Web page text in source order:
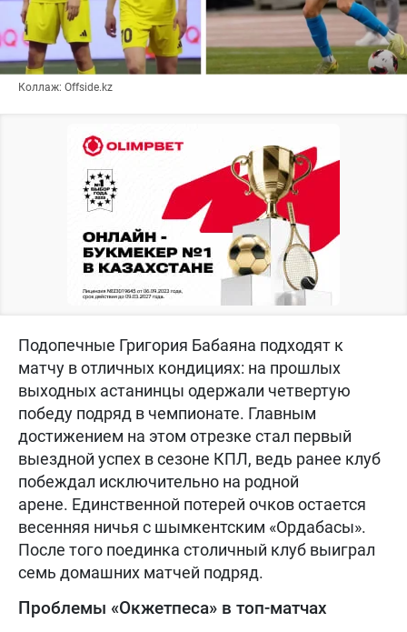
Коллаж: Offside.kz
Подопечные Григория Бабаяна подходят к
матчу в отличных кондициях: на прошлых
выходных астанинцы одержали четвертую
победу подряд в чемпионате. Главным
достижением на этом отрезке стал первый
выездной успех в сезоне КПЛ, ведь ранее клуб
побеждал исключительно на родной
арене. Единственной потерей очков остается
весенняя ничья с шымкентским «Ордабасы».
После того поединка столичный клуб выиграл
семь домашних матчей подряд.
Проблемы «Окжетпеса» в топ-матчах